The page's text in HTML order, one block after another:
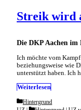
Die DKP Aachen
Streik wird
Ich möchte vom
beziehungsweise wie
unterstützt haben. Ich
Weiterlesen
Categories
Hintergrund